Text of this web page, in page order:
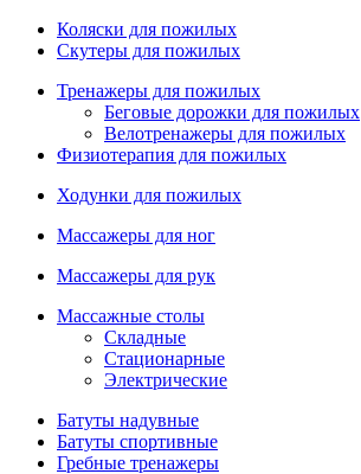
Коляски для пожилых
Скутеры для пожилых
Тренажеры для пожилых
Беговые дорожки для пожилых
Велотренажеры для пожилых
Физиотерапия для пожилых
Ходунки для пожилых
Массажеры для ног
Массажеры для рук
Массажные столы
Складные
Стационарные
Электрические
Батуты надувные
Батуты спортивные
Гребные тренажеры